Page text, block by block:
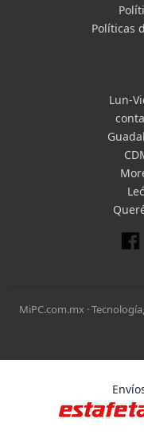
Políticas
Lun-
MiPC.com.mx ·